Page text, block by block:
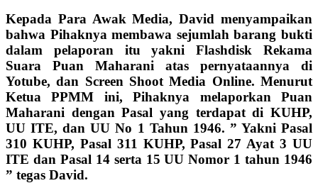
Kepada Para Awak Media, David menyampaikan
bahwa Pihaknya membawa sejumlah barang bukti
dalam pelaporan itu yakni Flashdisk Rekama
Suara Puan Maharani atas pernyataannya di
Yotube, dan Screen Shoot Media Online. Menurut
Ketua PPMM ini, Pihaknya melaporkan Puan
Maharani dengan Pasal yang terdapat di KUHP,
UU ITE, dan UU No 1 Tahun 1946. ” Yakni Pasal
310 KUHP, Pasal 311 KUHP, Pasal 27 Ayat 3 UU
ITE dan Pasal 14 serta 15 UU Nomor 1 tahun 1946
” tegas David.